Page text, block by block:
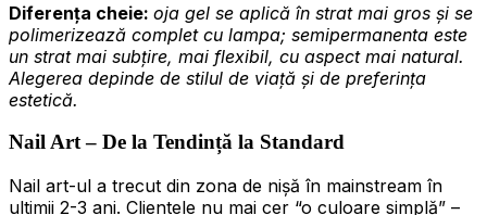
Diferența cheie: oja gel se aplică în strat mai gros și se
polimerizează complet cu lampa; semipermanenta este
un strat mai subțire, mai flexibil, cu aspect mai natural.
Alegerea depinde de stilul de viață și de preferința
estetică.
Nail Art – De la Tendință la Standard
Nail art-ul a trecut din zona de nișă în mainstream în
ultimii 2-3 ani. Clientele nu mai cer “o culoare simplă” –